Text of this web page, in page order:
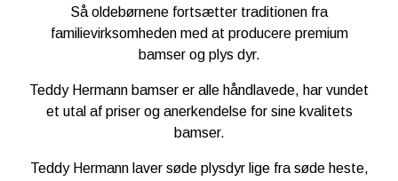
Så oldebørnene fortsætter traditionen fra
familievirksomheden med at producere premium
bamser og plys dyr.
Teddy Hermann bamser er alle håndlavede, har vundet
et utal af priser og anerkendelse for sine kvalitets
bamser.
Teddy Hermann laver søde plysdyr lige fra søde heste,